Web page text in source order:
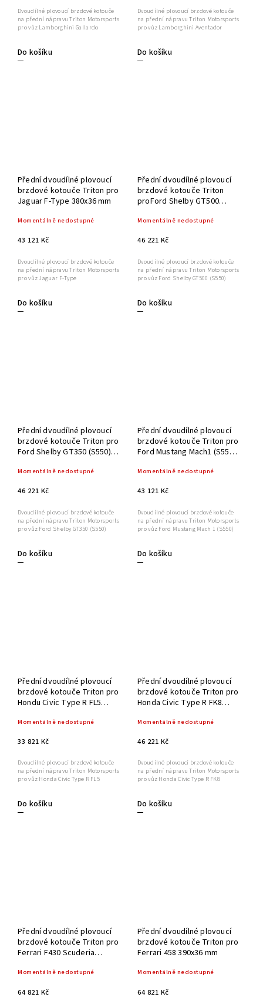
Do košíku
Dvoudílné plovoucí brzdové kotouče
na přední nápravu Triton Motorsports
pro vůz Lamborghini Gallardo
Do košíku
Dvoudílné plovoucí brzdové kotouče
na přední nápravu Triton Motorsports
pro vůz Lamborghini Aventador
Přední dvoudílné plovoucí
brzdové kotouče Triton pro
Jaguar F-Type 380x36 mm
Momentálně nedostupné
43 121 Kč
Do košíku
Dvoudílné plovoucí brzdové kotouče
na přední nápravu Triton Motorsports
pro vůz Jaguar F-Type
Přední dvoudílné plovoucí
brzdové kotouče Triton
proFord Shelby GT500
Momentálně nedostupné
46 221 Kč
Do košíku
Dvoudílné plovoucí brzdové kotouče
na přední nápravu Triton Motorsports
pro vůz Ford Shelby GT500 (S550)
Přední dvoudílné plovoucí
brzdové kotouče Triton pro
Ford Shelby GT350 (S550)
Momentálně nedostupné
46 221 Kč
Do košíku
Dvoudílné plovoucí brzdové kotouče
na přední nápravu Triton Motorsports
pro vůz Ford Shelby GT350 (S550)
Přední dvoudílné plovoucí
brzdové kotouče Triton pro
Ford Mustang Mach1 (S550)
Momentálně nedostupné
43 121 Kč
Do košíku
Dvoudílné plovoucí brzdové kotouče
na přední nápravu Triton Motorsports
pro vůz Ford Mustang Mach 1 (S550)
Přední dvoudílné plovoucí
brzdové kotouče Triton pro
Hondu Civic Type R FL5
Momentálně nedostupné
33 821 Kč
Do košíku
Dvoudílné plovoucí brzdové kotouče
na přední nápravu Triton Motorsports
pro vůz Honda Civic Type R FL5
Přední dvoudílné plovoucí
brzdové kotouče Triton pro
Honda Civic Type R FK8
Momentálně nedostupné
46 221 Kč
Do košíku
Dvoudílné plovoucí brzdové kotouče
na přední nápravu Triton Motorsports
pro vůz Honda Civic Type R FK8
Přední dvoudílné plovoucí
brzdové kotouče Triton pro
Ferrari F430 Scuderia
Momentálně nedostupné
64 821 Kč
Přední dvoudílné plovoucí
brzdové kotouče Triton pro
Ferrari 458 390x36 mm
Momentálně nedostupné
64 821 Kč